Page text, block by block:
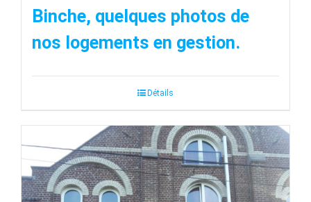
Binche, quelques photos de
nos logements en gestion.
Détails